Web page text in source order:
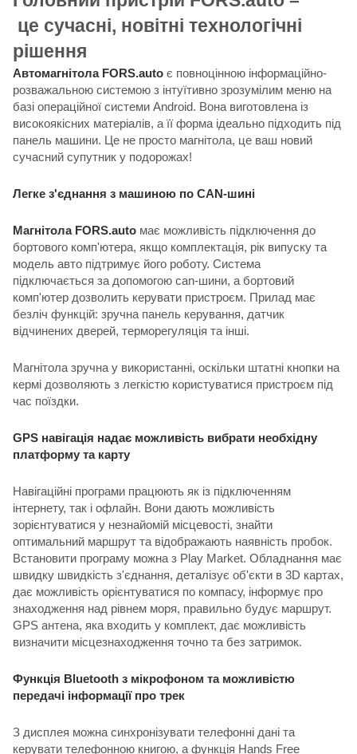
це сучасні, новітні технологічні
рішення
Автомагнітола FORS.auto є повноцінною інформаційно-
розважальною системою з інтуїтивно зрозумілим меню на
базі операційної системи Android. Вона виготовлена із
високоякісних матеріалів, а її форма ідеально підходить під
панель машини. Це не просто магнітола, це ваш новий
сучасний супутник у подорожах!
Легке з'єднання з машиною по CAN-шині
Магнітола FORS.auto має можливість підключення до
бортового комп'ютера, якщо комплектація, рік випуску та
модель авто підтримує його роботу. Система
підключається за допомогою can-шини, а бортовий
комп'ютер дозволить керувати пристроєм. Прилад має
безліч функцій: зручна панель керування, датчик
відчинених дверей, терморегуляція та інші.
Магнітола зручна у використанні, оскільки штатні кнопки на
кермі дозволяють з легкістю користуватися пристроєм під
час поїздки.
GPS навігація надає можливість вибрати необхідну
платформу та карту
Навігаційні програми працюють як із підключенням
інтернету, так і офлайн. Вони дають можливість
зорієнтуватися у незнайомій місцевості, знайти
оптимальний маршрут та відображають наявність пробок.
Встановити програму можна з Play Market. Обладнання має
швидку швидкість з'єднання, деталізує об'єкти в 3D картах,
дає можливість орієнтуватися по компасу, інформує про
знаходження над рівнем моря, правильно будує маршрут.
GPS антена, яка входить у комплект, дає можливість
визначити місцезнаходження точно та без затримок.
Функція Bluetooth з мікрофоном та можливістю
передачі інформації про трек
З дисплея можна синхронізувати телефонні дані та
керувати телефонною книгою, а функція Hands Free